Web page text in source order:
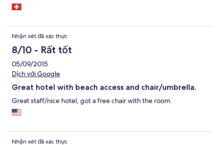
Nhận xét đã xác thực
8/10 - Rất tốt
05/09/2015
Dịch với Google
Great hotel with beach access and chair/umbrella.
Great staff/nice hotel, got a free chair with the room.
Nhận xét đã xác thực